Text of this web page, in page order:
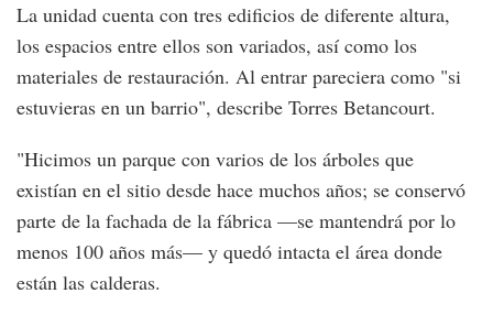
La unidad cuenta con tres edificios de diferente altura,
los espacios entre ellos son variados, así como los
materiales de restauración. Al entrar pareciera como "si
estuvieras en un barrio", describe Torres Betancourt.
"Hicimos un parque con varios de los árboles que
existían en el sitio desde hace muchos años; se conservó
parte de la fachada de la fábrica —se mantendrá por lo
menos 100 años más— y quedó intacta el área donde
están las calderas.